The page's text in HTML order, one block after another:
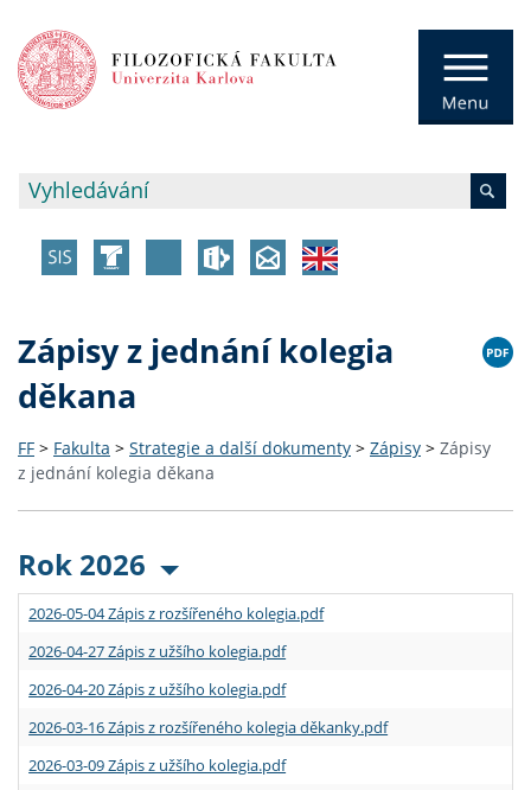
Zápisy z jednání kolegia
děkana
FF > Fakulta > Strategie a další dokumenty > Zápisy > Zápisy
z jednání kolegia děkana
Rok 2026
2026-05-04 Zápis z rozšířeného kolegia.pdf
2026-04-27 Zápis z užšího kolegia.pdf
2026-04-20 Zápis z užšího kolegia.pdf
2026-03-16 Zápis z rozšířeného kolegia děkanky.pdf
2026-03-09 Zápis z užšího kolegia.pdf